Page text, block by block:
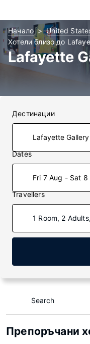
Начало
United
Хотели близо до
Lafayette
Дестинации
Dates
Fri 7 Aug - Sat 8
Travellers
1 Room, 2
Search
Препоръчани